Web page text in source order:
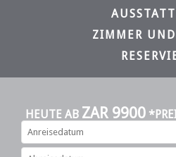
ZIMMER UND
HEUTE AB ZAR 9900